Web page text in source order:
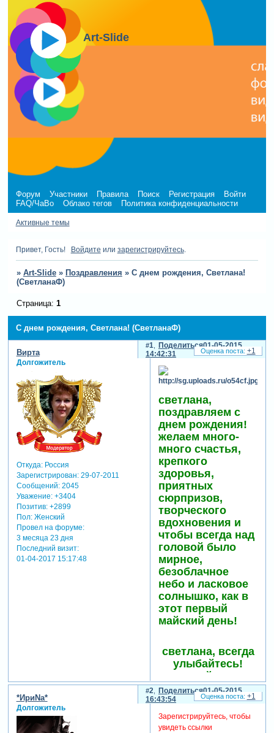
Art-Slide
Форум Участники Правила Поиск Регистрация
Войти
FAQ/ЧаВо
Облако тегов Политика конфиденциальности
Активные темы
Привет, Гость! Войдите или зарегистрируйтесь.
» Art-Slide » Поздравления » С днем рождения, Светлана!
(СветланаФ)
С днем рождения, Светлана! (СветланаФ)
Страница: 1
Поделиться
1
01-05-2015
14:42:31
Вирта
Долгожитель
Откуда:Россия
Зарегистрирован: 29-07-2011
Сообщений:2045
Уважение: +3404
Позитив: +2899
Пол:Женский
Провел на форуме:
3 месяца 23 дня
Последний визит:
01-04-2017 15:17:48
светлана,
поздравляем с
днем рождения!
желаем много-
много счастья,
крепкого
здоровья,
приятных
сюрпризов,
творческого
вдохновения и
чтобы всегда над
головой было
мирное,
безоблачное
небо и ласковое
солнышко, как в
этот первый
майский день!
светлана, всегда
улыбайтесь!
пускай день
рождения ваш
несет только
радость и
счастье,
+1
Поделиться
2
01-05-2015
16:43:54
*ИриNа*
Долгожитель
Зарегистрируйтесь, чтобы
увидеть ссылки
+1